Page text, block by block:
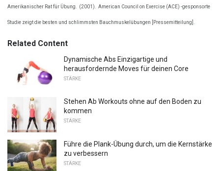
Amerikanischer Rat für Übung. (2001). American Council on Exercise (ACE) -gesponsorte
Studie zeigt die besten und schlimmsten Bauchmuskelübungen [Pressemitteilung].
Related Content
Dynamische Abs Einzigartige und
herausfordernde Moves für deinen Core
STÄRKE
Stehen Ab Workouts ohne auf den Boden zu
kommen
STÄRKE
Führe die Plank-Übung durch, um die Kernstärke
zu verbessern
STÄRKE